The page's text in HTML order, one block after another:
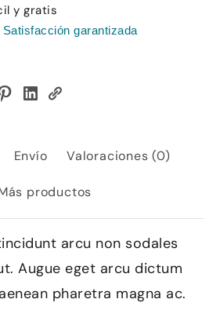
y gratis
garantizada
Envío Valoraciones (0)
productos
arcu non sodales
Augue eget arcu dictum
pharetra magna ac.